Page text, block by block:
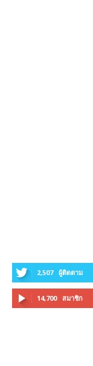
2,507 ผู้ติดตาม
14,700 สมาชิก